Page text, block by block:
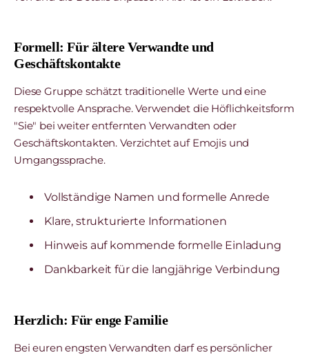
Formell: Für ältere Verwandte und
Geschäftskontakte
Diese Gruppe schätzt traditionelle Werte und eine
respektvolle Ansprache. Verwendet die Höflichkeitsform
"Sie" bei weiter entfernten Verwandten oder
Geschäftskontakten. Verzichtet auf Emojis und
Umgangssprache.
Vollständige Namen und formelle Anrede
Klare, strukturierte Informationen
Hinweis auf kommende formelle Einladung
Dankbarkeit für die langjährige Verbindung
Herzlich: Für enge Familie
Bei euren engsten Verwandten darf es persönlicher